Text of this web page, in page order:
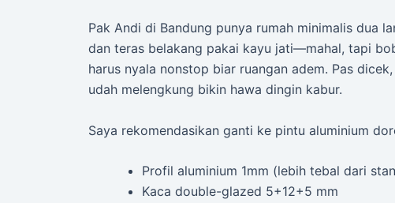
Pak Andi di Bandung punya rumah minimalis dua
dan teras belakang pakai kayu jati—mahal, tapi
harus nyala nonstop biar ruangan adem. Pas
udah melengkung bikin hawa dingin kabur.
Saya rekomendasikan ganti ke pintu aluminium
Profil aluminium 1mm (lebih tebal dari
Kaca double-glazed 5+12+5 mm